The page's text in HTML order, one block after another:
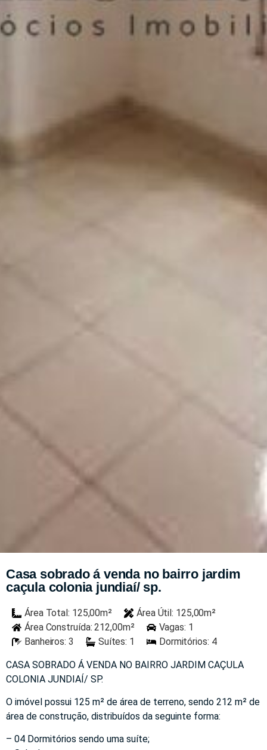
Casa sobrado á venda no bairro jardim
caçula colonia jundiaí/ sp.
Área Total: 125,00m²
Área Útil: 125,00m²
Área Construída: 212,00m²
Vagas: 1
Banheiros: 3
Suítes: 1 Dormitórios: 4
CASA SOBRADO Á VENDA NO BAIRRO JARDIM CAÇULA
COLONIA JUNDIAÍ/ SP.
O imóvel possui 125 m² de área de terreno, sendo 212 m² de
área de construção, distribuídos da seguinte forma:
– 04 Dormitórios sendo uma suíte;